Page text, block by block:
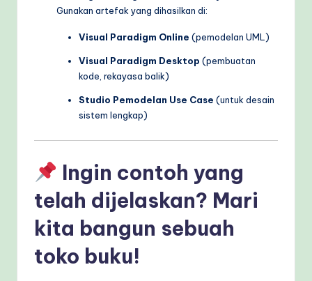
Gunakan artefak yang dihasilkan di:
Visual Paradigm Online (pemodelan UML)
Visual Paradigm Desktop (pembuatan
kode, rekayasa balik)
Studio Pemodelan Use Case (untuk desain
sistem lengkap)
Ingin contoh yang
telah dijelaskan? Mari
kita bangun sebuah
toko buku!